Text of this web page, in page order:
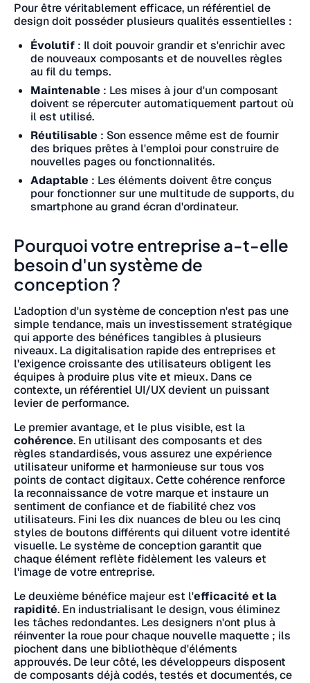
Pour être véritablement efficace, un référentiel de
design doit posséder plusieurs qualités essentielles :
Évolutif : Il doit pouvoir grandir et s'enrichir avec
de nouveaux composants et de nouvelles règles
au fil du temps.
Maintenable : Les mises à jour d'un composant
doivent se répercuter automatiquement partout où
il est utilisé.
Réutilisable : Son essence même est de fournir
des briques prêtes à l'emploi pour construire de
nouvelles pages ou fonctionnalités.
Adaptable : Les éléments doivent être conçus
pour fonctionner sur une multitude de supports, du
smartphone au grand écran d'ordinateur.
Pourquoi votre entreprise a-t-elle
besoin d'un système de
conception ?
L'adoption d'un système de conception n'est pas une
simple tendance, mais un investissement stratégique
qui apporte des bénéfices tangibles à plusieurs
niveaux. La digitalisation rapide des entreprises et
l'exigence croissante des utilisateurs obligent les
équipes à produire plus vite et mieux. Dans ce
contexte, un référentiel UI/UX devient un puissant
levier de performance.
Le premier avantage, et le plus visible, est la
cohérence. En utilisant des composants et des
règles standardisés, vous assurez une expérience
utilisateur uniforme et harmonieuse sur tous vos
points de contact digitaux. Cette cohérence renforce
la reconnaissance de votre marque et instaure un
sentiment de confiance et de fiabilité chez vos
utilisateurs. Fini les dix nuances de bleu ou les cinq
styles de boutons différents qui diluent votre identité
visuelle. Le système de conception garantit que
chaque élément reflète fidèlement les valeurs et
l'image de votre entreprise.
Le deuxième bénéfice majeur est l'efficacité et la
rapidité. En industrialisant le design, vous éliminez
les tâches redondantes. Les designers n'ont plus à
réinventer la roue pour chaque nouvelle maquette ; ils
piochent dans une bibliothèque d'éléments
approuvés. De leur côté, les développeurs disposent
de composants déjà codés, testés et documentés, ce